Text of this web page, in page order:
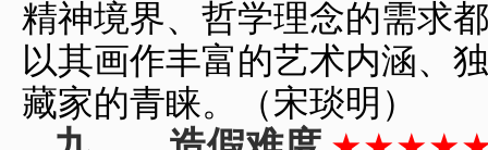
精神境界、哲学理念的需求
以其画作丰富的艺术内涵、
藏家的青睐。（宋琰明）